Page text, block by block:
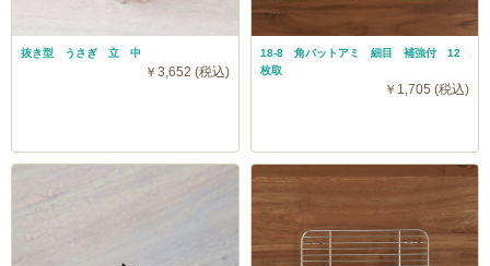
抜き型 うさぎ 立 中
￥3,652 (税込)
18-8 角バットアミ 細目 補強付 12
枚取
￥1,705 (税込)